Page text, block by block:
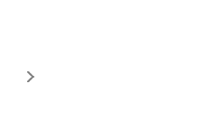
運作，這是鄉內第6個、全